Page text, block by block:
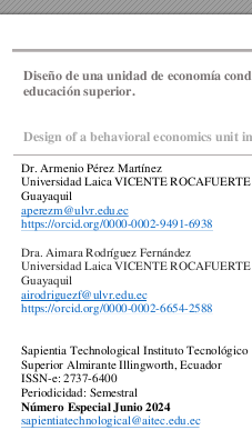
Dr. Armenio Pérez Martínez
Universidad Laica VICENTE
Guayaquil
aperezm@ulvr.edu.ec
https://orcid.org/0000-0002-9491-6938
Dra. Aimara Rodríguez Fernández
Universidad Laica VICENTE
Guayaquil
airodriguezf@ulvr.edu.ec
https://orcid.org/0000-0002-6654-2588
Sapientia Technological Instituto Tecnológico
Superior Almirante Illingworth, Ecuador
ISSN-e: 2737-6400
Periodicidad: Semestral
Número Especial Junio 2024
sapientiatechnological@aitec.edu.ec
Diseño de una unidad de economía
educación superior.
Design of a behavioral economics unit